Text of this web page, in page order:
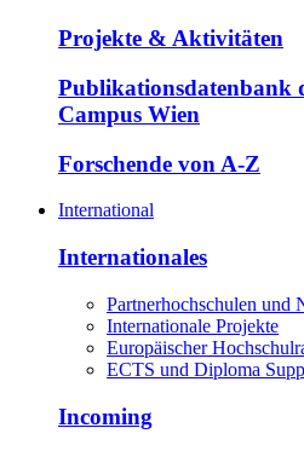
Projekte & Aktivitäten
Publikationsdatenbank
Campus Wien
Forschende von A-Z
International
Internationales
Partnerhochschulen und
Internationale Projekte
Europäischer
ECTS und Diploma
Incoming